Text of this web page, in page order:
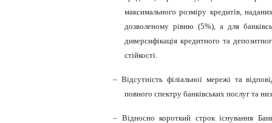
максимального розміру кредитів,
дозволеному рівню (5%), а для
диверсифікація кредитного та
стійкості.
– Відсутність філіальної мережі та
повного спектру банківських послуг та
– Відносно короткий строк існування